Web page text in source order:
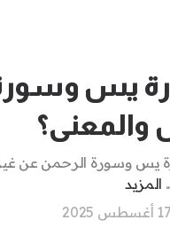
يس
والمعنى؟
يس وسورة الرحمن عن
المزيد